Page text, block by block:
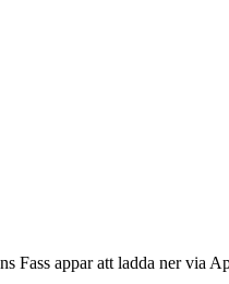
Fass appar att ladda ner via